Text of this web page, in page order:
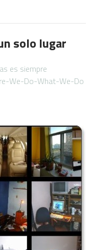
solo lugar
es siempre
We-Do-What-We-Do